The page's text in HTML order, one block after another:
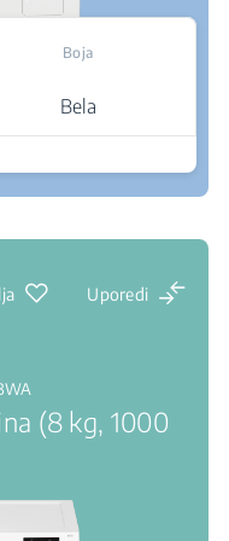
Boja
Bela
Uporedi
(8 kg, 1000